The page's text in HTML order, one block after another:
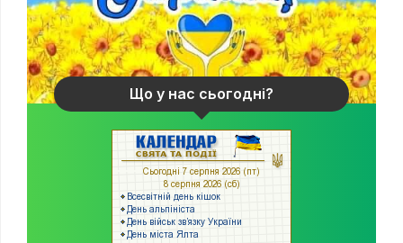
Що у нас сьогодні?